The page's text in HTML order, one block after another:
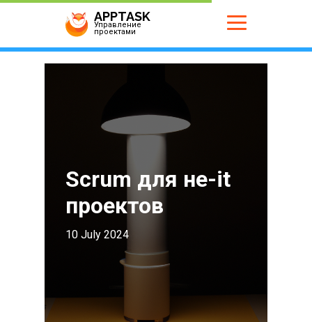
APPTASK
Управление
проектами
Scrum для не-it
проектов
10 July 2024